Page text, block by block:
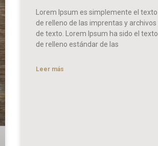
Lorem Ipsum es simplemente el texto
de relleno de las imprentas y archivos
de texto. Lorem Ipsum ha sido el texto
de relleno estándar de las
Leer más